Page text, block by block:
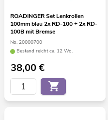
ROADINGER Set Lenkrollen
100mm blau 2x RD-100 + 2x RD-
100B mit Bremse
No. 20000700
Bestand reicht ca. 12 Wo.
38,00€